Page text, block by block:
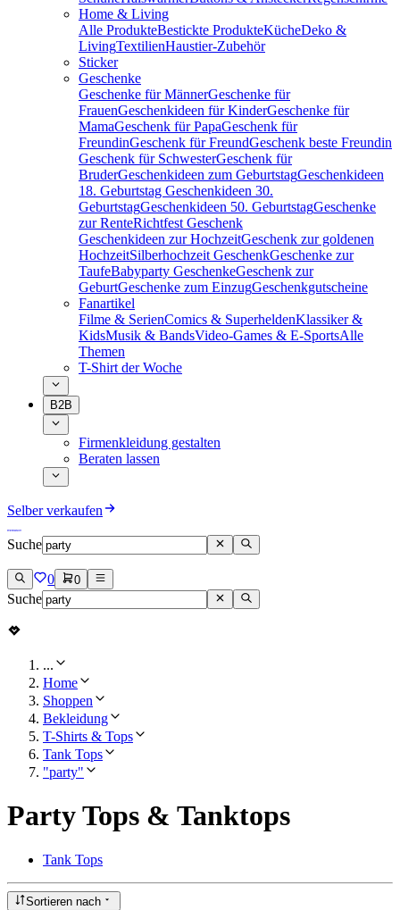
Home & Living
Alle ProdukteBestickte ProdukteKücheDeko &
LivingTextilienHaustier-Zubehör
Sticker
Geschenke
Geschenke für MännerGeschenke für
FrauenGeschenkideen für KinderGeschenke für
MamaGeschenk für PapaGeschenk für
FreundinGeschenk für FreundGeschenk beste Freundin
Geschenk für SchwesterGeschenk für
BruderGeschenkideen zum GeburtstagGeschenkideen
18. Geburtstag Geschenkideen 30.
GeburtstagGeschenkideen 50. GeburtstagGeschenke
zur RenteRichtfest Geschenk
Geschenkideen zur HochzeitGeschenk zur goldenen
HochzeitSilberhochzeit GeschenkGeschenke zur
TaufeBabyparty GeschenkeGeschenk zur
GeburtGeschenke zum EinzugGeschenkgutscheine
Fanartikel
Filme & SerienComics & SuperheldenKlassiker &
KidsMusik & BandsVideo-Games & E-SportsAlle
Themen
T-Shirt der Woche
B2B
Firmenkleidung gestalten
Beraten lassen
Selber verkaufen
Suche
0 0
Suche
...
Home
Shoppen
Bekleidung
T-Shirts & Tops
Tank Tops
"party"
Party Tops & Tanktops
Tank Tops
Sortieren nach